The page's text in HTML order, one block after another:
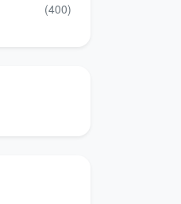
(400)